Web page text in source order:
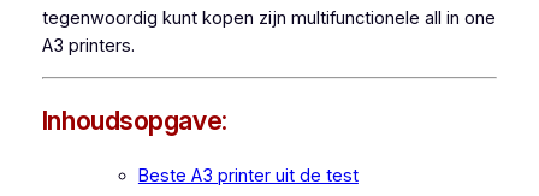
tegenwoordig kunt kopen zijn multifunctionele all in one
A3 printers.
Inhoudsopgave:
Beste A3 printer uit de test